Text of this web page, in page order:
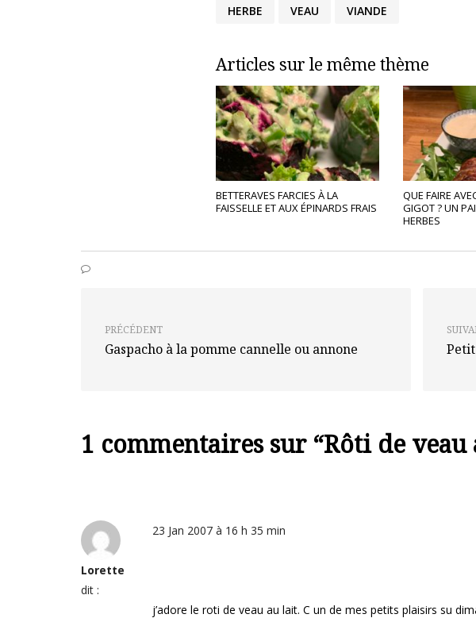
HERBE VEAU VIANDE
Articles sur le même thème
BETTERAVES FARCIES À LA
FAISSELLE ET AUX ÉPINARDS FRAIS
QUE FAIRE
GIGOT ? UN
HERBES
PRÉCÉDENT
Gaspacho à la pomme cannelle ou annone
1 commentaires sur “Rôti de veau
Lorette
dit :
23 Jan 2007 à 16 h 35 min
j’adore le roti de veau au lait. C un de mes petits plaisirs su